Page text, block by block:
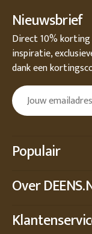
Nieuwsbrief
Direct 10% korting
inspiratie,
dank een
Populair
Over